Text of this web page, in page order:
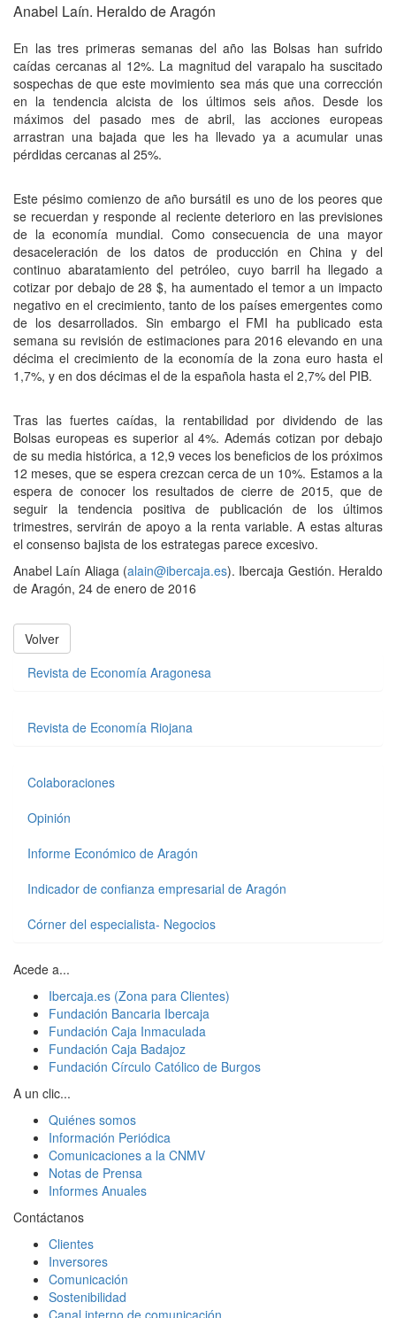
Anabel Laín. Heraldo de Aragón
En las tres primeras semanas del año las Bolsas han sufrido
caídas cercanas al 12%. La magnitud del varapalo ha suscitado
sospechas de que este movimiento sea más que una corrección
en la tendencia alcista de los últimos seis años. Desde los
máximos del pasado mes de abril, las acciones europeas
arrastran una bajada que les ha llevado ya a acumular unas
pérdidas cercanas al 25%.
Este pésimo comienzo de año bursátil es uno de los peores que
se recuerdan y responde al reciente deterioro en las previsiones
de la economía mundial. Como consecuencia de una mayor
desaceleración de los datos de producción en China y del
continuo abaratamiento del petróleo, cuyo barril ha llegado a
cotizar por debajo de 28 $, ha aumentado el temor a un impacto
negativo en el crecimiento, tanto de los países emergentes como
de los desarrollados. Sin embargo el FMI ha publicado esta
semana su revisión de estimaciones para 2016 elevando en una
décima el crecimiento de la economía de la zona euro hasta el
1,7%, y en dos décimas el de la española hasta el 2,7% del PIB.
Tras las fuertes caídas, la rentabilidad por dividendo de las
Bolsas europeas es superior al 4%. Además cotizan por debajo
de su media histórica, a 12,9 veces los beneficios de los próximos
12 meses, que se espera crezcan cerca de un 10%. Estamos a la
espera de conocer los resultados de cierre de 2015, que de
seguir la tendencia positiva de publicación de los últimos
trimestres, servirán de apoyo a la renta variable. A estas alturas
el consenso bajista de los estrategas parece excesivo.
Anabel Laín Aliaga (alain@ibercaja.es). Ibercaja Gestión. Heraldo
de Aragón, 24 de enero de 2016
Volver
Revista de Economía Aragonesa
Revista de Economía Riojana
Colaboraciones
Opinión
Informe Económico de Aragón
Indicador de confianza empresarial de Aragón
Córner del especialista- Negocios
Acede a...
Ibercaja.es (Zona para Clientes)
Fundación Bancaria Ibercaja
Fundación Caja Inmaculada
Fundación Caja Badajoz
Fundación Círculo Católico de Burgos
A un clic...
Quiénes somos
Información Periódica
Comunicaciones a la CNMV
Notas de Prensa
Informes Anuales
Contáctanos
Clientes
Inversores
Comunicación
Sostenibilidad